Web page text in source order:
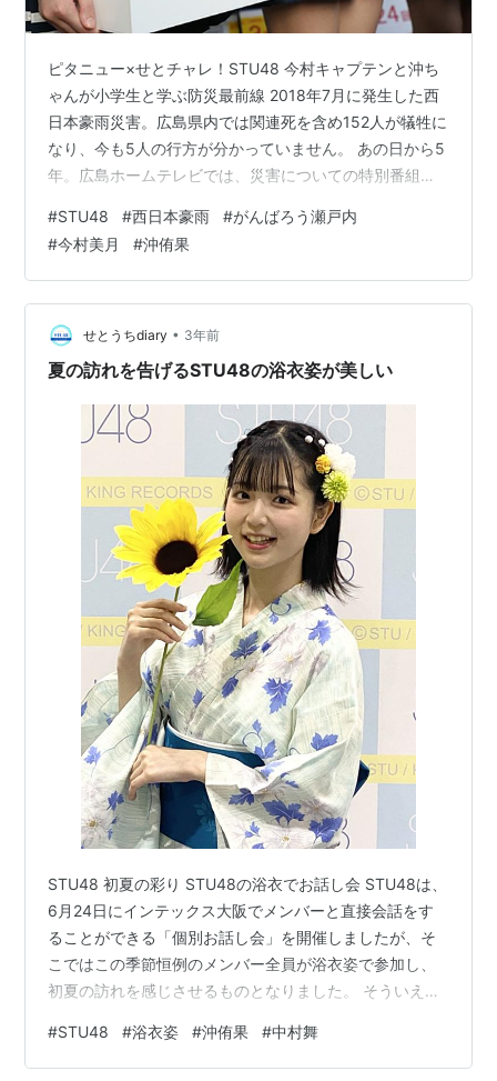
ピタニュー×せとチャレ！STU48 今村キャプテンと沖ち
ゃんが小学生と学ぶ防災最前線 2018年7月に発生した西
日本豪雨災害。広島県内では関連死を含め152人が犠牲に
なり、今も5人の行方が分かっていません。 あの日から5
年。広島ホームテレビでは、災害についての特別番組を7
を拡大してオンエアした。 この番組にはSTU48からキャ
プテンの今村美月さんと沖侑果さんが出演。 STU48は、
この時の災害の影響で2枚目シングルの発売が延期になり
ましたがポジティブに災害支援活動を展開。広島だけで
なく岡山や愛媛のチャリティーイベントに参加。全国ツ
アーで募金…
#STU48 #西日本豪雨 #がんばろう瀬戸内
#今村美月 #沖侑果
せとうちdiary • 3年前
夏の訪れを告げるSTU48の浴衣姿が美しい
STU48 初夏の彩り STU48の浴衣でお話し会 STU48は、
6月24日にインテックス大阪でメンバーと直接会話をす
ることができる「個別お話し会」を開催しましたが、そ
こではこの季節恒例のメンバー全員が浴衣姿で参加し、
初夏の訪れを感じさせるものとなりました。 そういえば
ん」が有名。今年は4年ぶりに寺に面する「中央通り」が
歩行者天国になるなど新型コロナの制限がなくなり、浴
#STU48 #浴衣姿 #沖侑果 #中村舞